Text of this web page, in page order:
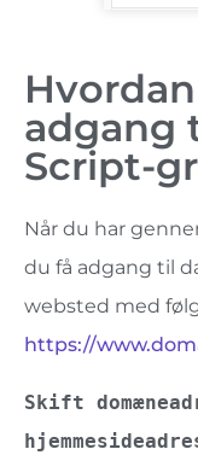
adgang
Script-
Når du har
du få adgang til
websted med
https://
Skift